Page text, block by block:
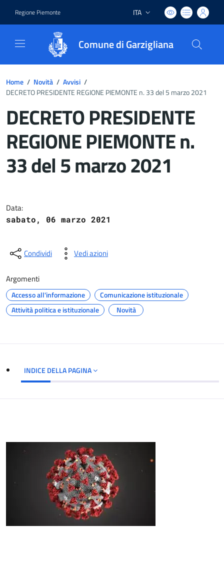
Regione Piemonte Lingua attiva:
ITA
Comune di Garzigliana
Home / Novità / Avvisi /
DECRETO PRESIDENTE REGIONE PIEMONTE n. 33 del 5 marzo 2021
DECRETO PRESIDENTE
REGIONE PIEMONTE n.
33 del 5 marzo 2021
Data:
sabato, 06 marzo 2021
Condividi Vedi azioni
Argomenti
Accesso all'informazione
Comunicazione istituzionale
Attività politica e istituzionale
Novità
INDICE DELLA PAGINA